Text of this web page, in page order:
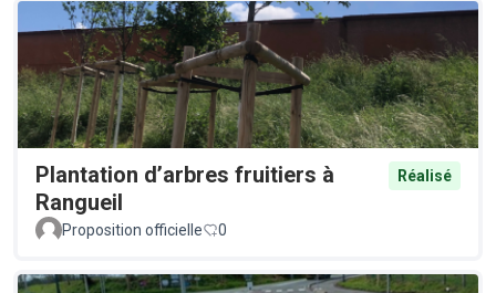
Plantation d’arbres fruitiers à
Rangueil
Réalisé
Proposition officielle 0